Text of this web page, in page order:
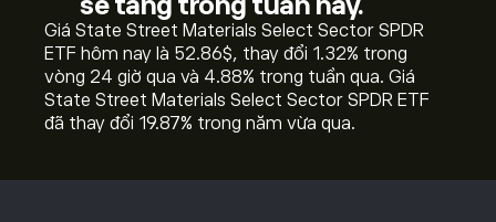
Giá State Street Materials Select Sector SPDR
ETF hôm nay là 52.86‎$‎, thay đổi ‎1.32‎% trong
vòng 24 giờ qua và ‎4.88‎% trong tuần qua. Giá
State Street Materials Select Sector SPDR ETF
đã thay đổi ‎19.87‎% trong năm vừa qua.